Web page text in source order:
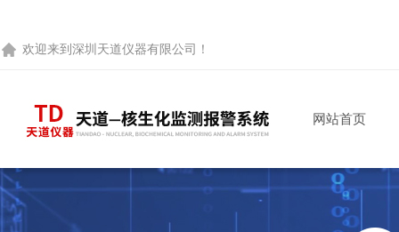
欢迎来到 深圳天道仪器有限公司 ！
网站首页